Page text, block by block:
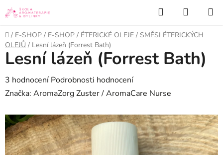
Přejít
na
obsah
Hledat
KOŠÍK
Domů
/ E-SHOP / E-SHOP / ÉTERICKÉ OLEJE / SMĚSI ÉTERICKÝCH
OLEJŮ / Lesní lázeň (Forrest Bath)
Lesní lázeň (Forrest Bath)
Průměrné
hodnocení
je
4,7
z
3 hodnocení Podrobnosti hodnocení
Značka: AromaZorg Zuster / AromaCare Nurse